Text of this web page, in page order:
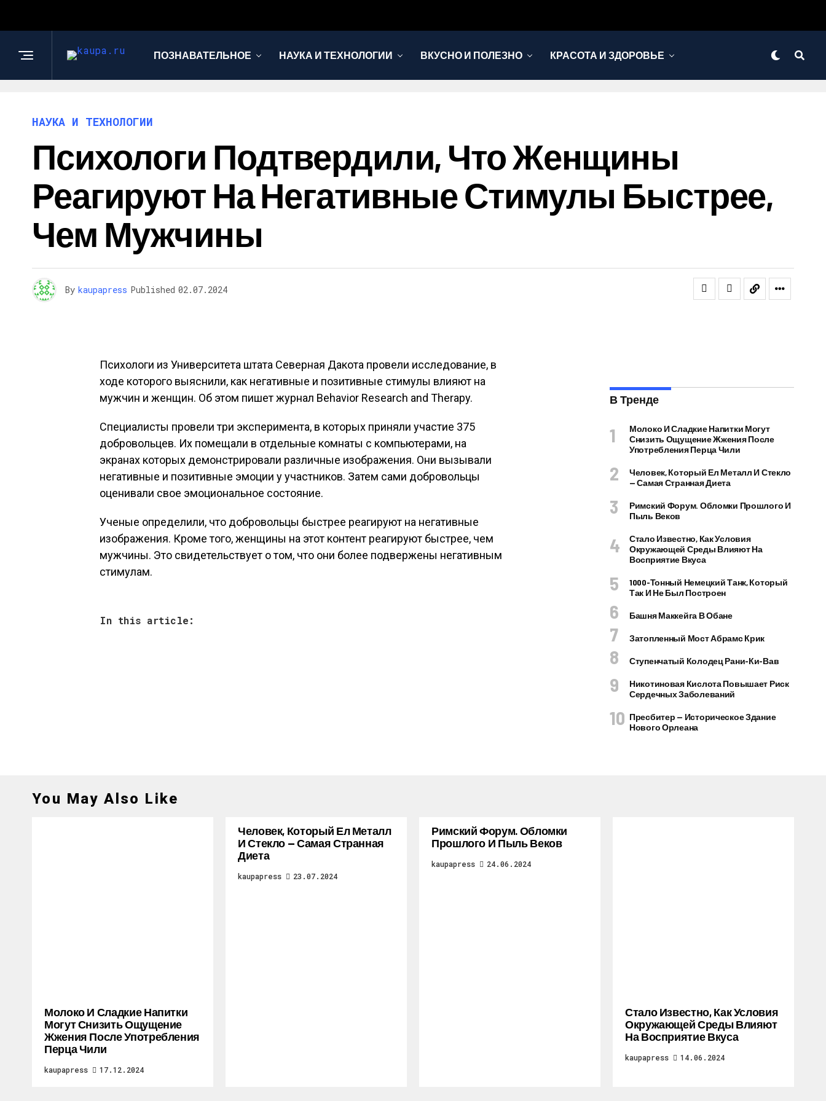
ПОЗНАВАТЕЛЬНОЕ НАУКА И ТЕХНОЛОГИИ ВКУСНО И ПОЛЕЗНО КРАСОТА И ЗДОРОВЬЕ
НАУКА И ТЕХНОЛОГИИ
Психологи Подтвердили, Что Женщины
Реагируют На Негативные Стимулы Быстрее,
Чем Мужчины
By kaupapress Published 02.07.2024
Психологи из Университета штата Северная Дакота провели исследование, в
ходе которого выяснили, как негативные и позитивные стимулы влияют на
мужчин и женщин. Об этом пишет журнал Behavior Research and Therapy.
Специалисты провели три эксперимента, в которых приняли участие 375
добровольцев. Их помещали в отдельные комнаты с компьютерами, на
экранах которых демонстрировали различные изображения. Они вызывали
негативные и позитивные эмоции у участников. Затем сами добровольцы
оценивали свое эмоциональное состояние.
Ученые определили, что добровольцы быстрее реагируют на негативные
изображения. Кроме того, женщины на этот контент реагируют быстрее, чем
мужчины. Это свидетельствует о том, что они более подвержены негативным
стимулам.
In this article:
В Тренде
Молоко И Сладкие Напитки Могут
Снизить Ощущение Жжения После
Употребления Перца Чили
Человек, Который Ел Металл И Стекло
— Самая Странная Диета
Римский Форум. Обломки Прошлого И
Пыль Веков
Стало Известно, Как Условия
Окружающей Среды Влияют На
Восприятие Вкуса
1000-Тонный Немецкий Танк, Который
Так И Не Был Построен
Башня Маккейга В Обане
Затопленный Мост Абрамс Крик
Ступенчатый Колодец Рани-Ки-Вав
Никотиновая Кислота Повышает Риск
Сердечных Заболеваний
Пресбитер — Историческое Здание
Нового Орлеана
You May Also Like
Молоко И Сладкие Напитки
Могут Снизить Ощущение
Жжения После Употребления
Перца Чили
kaupapress 17.12.2024
Человек, Который Ел Металл
И Стекло — Самая Странная
Диета
kaupapress 23.07.2024
Римский Форум. Обломки
Прошлого И Пыль Веков
kaupapress 24.06.2024
Стало Известно, Как Условия
Окружающей Среды Влияют
На Восприятие Вкуса
kaupapress 14.06.2024